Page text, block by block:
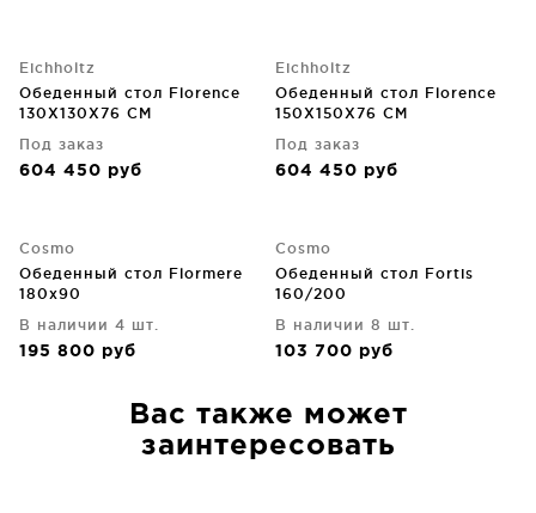
Eichholtz
Обеденный стол Florence
130X130X76 CM
Под заказ
604 450 руб
Eichholtz
Обеденный стол Florence
150X150X76 CM
Под заказ
604 450 руб
Cosmo
Обеденный стол Flormere
180x90
В наличии 4 шт.
195 800 руб
Cosmo
Обеденный стол Fortis
160/200
В наличии 8 шт.
103 700 руб
Вас также может
заинтересовать